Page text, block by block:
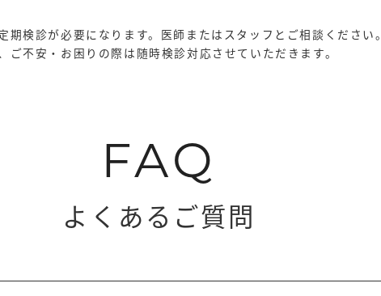
期検診が必要になります。 医師またはスタッフとご相談ください。
ご不安・お困りの際は随時検診対応させていただきます。
FAQ
よくあるご質問